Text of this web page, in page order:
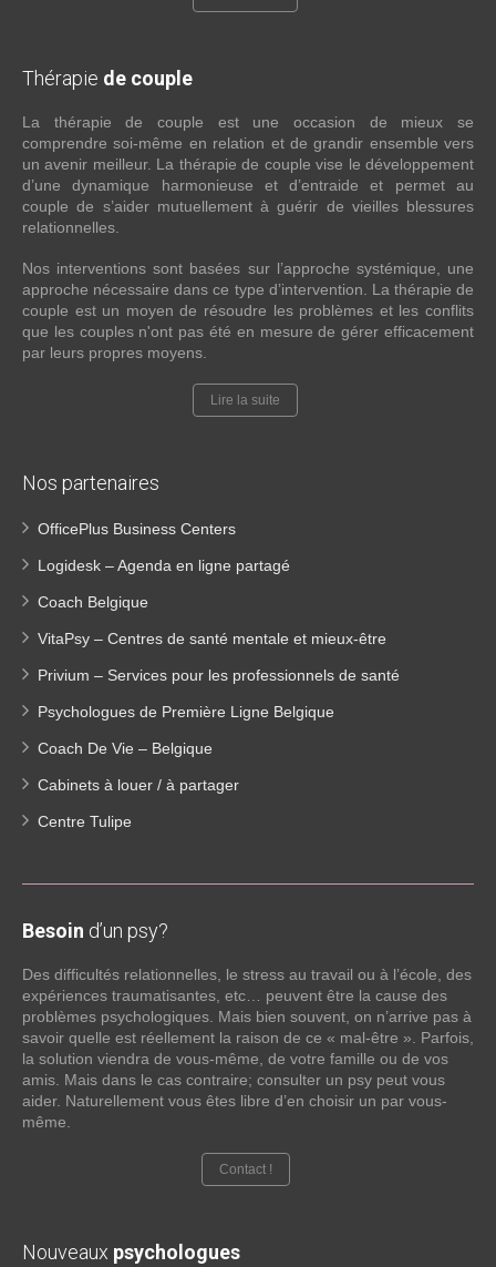
Thérapie de couple
La thérapie de couple est une occasion de mieux se
comprendre soi-même en relation et de grandir ensemble vers
un avenir meilleur. La thérapie de couple vise le développement
d’une dynamique harmonieuse et d’entraide et permet au
couple de s’aider mutuellement à guérir de vieilles blessures
relationnelles.
Nos interventions sont basées sur l’approche systémique, une
approche nécessaire dans ce type d’intervention. La thérapie de
couple est un moyen de résoudre les problèmes et les conflits
que les couples n'ont pas été en mesure de gérer efficacement
par leurs propres moyens.
Lire la suite
Nos partenaires
OfficePlus Business Centers
Logidesk – Agenda en ligne partagé
Coach Belgique
VitaPsy – Centres de santé mentale et mieux-être
Privium – Services pour les professionnels de santé
Psychologues de Première Ligne Belgique
Coach De Vie – Belgique
Cabinets à louer / à partager
Centre Tulipe
Besoin d’un psy?
Des difficultés relationnelles, le stress au travail ou à l’école, des
expériences traumatisantes, etc… peuvent être la cause des
problèmes psychologiques. Mais bien souvent, on n’arrive pas à
savoir quelle est réellement la raison de ce « mal-être ». Parfois,
la solution viendra de vous-même, de votre famille ou de vos
amis. Mais dans le cas contraire; consulter un psy peut vous
aider. Naturellement vous êtes libre d’en choisir un par vous-
même.
Contact !
Nouveaux psychologues